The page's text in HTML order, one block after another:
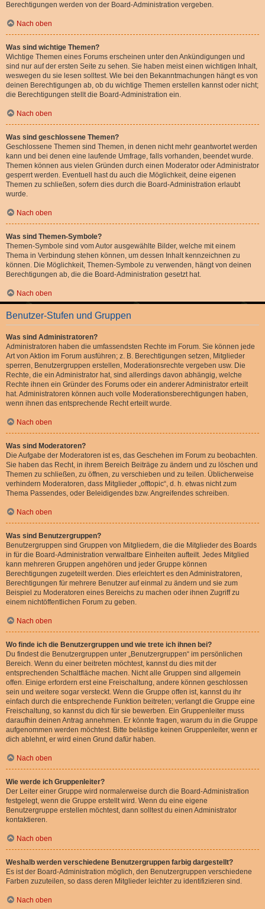
Berechtigungen werden von der Board-Administration vergeben.
Nach oben
Was sind wichtige Themen?
Wichtige Themen eines Forums erscheinen unter den Ankündigungen und
sind nur auf der ersten Seite zu sehen. Sie haben meist einen wichtigen Inhalt,
weswegen du sie lesen solltest. Wie bei den Bekanntmachungen hängt es von
deinen Berechtigungen ab, ob du wichtige Themen erstellen kannst oder nicht;
die Berechtigungen stellt die Board-Administration ein.
Nach oben
Was sind geschlossene Themen?
Geschlossene Themen sind Themen, in denen nicht mehr geantwortet werden
kann und bei denen eine laufende Umfrage, falls vorhanden, beendet wurde.
Themen können aus vielen Gründen durch einen Moderator oder Administrator
gesperrt werden. Eventuell hast du auch die Möglichkeit, deine eigenen
Themen zu schließen, sofern dies durch die Board-Administration erlaubt
wurde.
Nach oben
Was sind Themen-Symbole?
Themen-Symbole sind vom Autor ausgewählte Bilder, welche mit einem
Thema in Verbindung stehen können, um dessen Inhalt kennzeichnen zu
können. Die Möglichkeit, Themen-Symbole zu verwenden, hängt von deinen
Berechtigungen ab, die die Board-Administration gesetzt hat.
Nach oben
Benutzer-Stufen und Gruppen
Was sind Administratoren?
Administratoren haben die umfassendsten Rechte im Forum. Sie können jede
Art von Aktion im Forum ausführen; z. B. Berechtigungen setzen, Mitglieder
sperren, Benutzergruppen erstellen, Moderationsrechte vergeben usw. Die
Rechte, die ein Administrator hat, sind allerdings davon abhängig, welche
Rechte ihnen ein Gründer des Forums oder ein anderer Administrator erteilt
hat. Administratoren können auch volle Moderationsberechtigungen haben,
wenn ihnen das entsprechende Recht erteilt wurde.
Nach oben
Was sind Moderatoren?
Die Aufgabe der Moderatoren ist es, das Geschehen im Forum zu beobachten.
Sie haben das Recht, in ihrem Bereich Beiträge zu ändern und zu löschen und
Themen zu schließen, zu öffnen, zu verschieben und zu teilen. Üblicherweise
verhindern Moderatoren, dass Mitglieder „offtopic“, d. h. etwas nicht zum
Thema Passendes, oder Beleidigendes bzw. Angreifendes schreiben.
Nach oben
Was sind Benutzergruppen?
Benutzergruppen sind Gruppen von Mitgliedern, die die Mitglieder des Boards
in für die Board-Administration verwaltbare Einheiten aufteilt. Jedes Mitglied
kann mehreren Gruppen angehören und jeder Gruppe können
Berechtigungen zugeteilt werden. Dies erleichtert es den Administratoren,
Berechtigungen für mehrere Benutzer auf einmal zu ändern und sie zum
Beispiel zu Moderatoren eines Bereichs zu machen oder ihnen Zugriff zu
einem nichtöffentlichen Forum zu geben.
Nach oben
Wo finde ich die Benutzergruppen und wie trete ich ihnen bei?
Du findest die Benutzergruppen unter „Benutzergruppen“ im persönlichen
Bereich. Wenn du einer beitreten möchtest, kannst du dies mit der
entsprechenden Schaltfläche machen. Nicht alle Gruppen sind allgemein
offen. Einige erfordern erst eine Freischaltung, andere können geschlossen
sein und weitere sogar versteckt. Wenn die Gruppe offen ist, kannst du ihr
einfach durch die entsprechende Funktion beitreten; verlangt die Gruppe eine
Freischaltung, so kannst du dich für sie bewerben. Ein Gruppenleiter muss
daraufhin deinen Antrag annehmen. Er könnte fragen, warum du in die Gruppe
aufgenommen werden möchtest. Bitte belästige keinen Gruppenleiter, wenn er
dich ablehnt, er wird einen Grund dafür haben.
Nach oben
Wie werde ich Gruppenleiter?
Der Leiter einer Gruppe wird normalerweise durch die Board-Administration
festgelegt, wenn die Gruppe erstellt wird. Wenn du eine eigene
Benutzergruppe erstellen möchtest, dann solltest du einen Administrator
kontaktieren.
Nach oben
Weshalb werden verschiedene Benutzergruppen farbig dargestellt?
Es ist der Board-Administration möglich, den Benutzergruppen verschiedene
Farben zuzuteilen, so dass deren Mitglieder leichter zu identifizieren sind.
Nach oben